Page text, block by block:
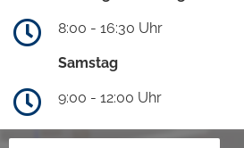
8:00 - 16:30 Uhr
Samstag
9:00 - 12:00 Uhr